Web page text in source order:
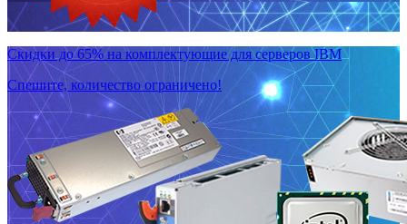
Скидки до 65% на комплектующие для серверов IBM
Спешите, количество ограничено!